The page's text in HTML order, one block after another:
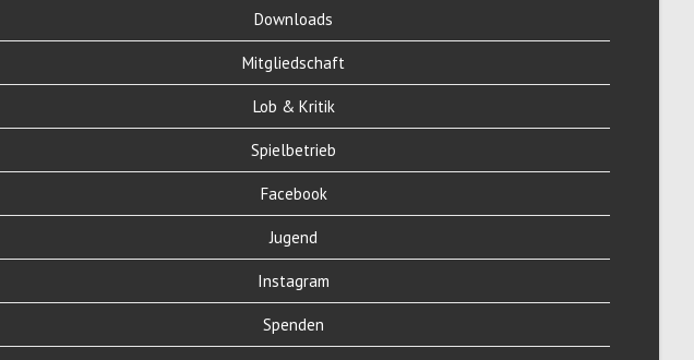
Downloads
Mitgliedschaft
Lob & Kritik
Spielbetrieb
Facebook
Jugend
Instagram
Spenden